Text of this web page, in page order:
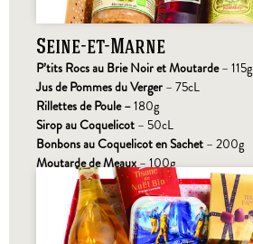
Seine-et-Marne
P’tits Rocs au Brie Noir et Moutarde– 115g
Jus de Pommes du Verger – 75cL
Rillettes de Poule–180g
Sirop au Coquelicot – 50cL
Bonbons au Coquelicot en Sachet – 200g
Moutarde de Meaux – 100g